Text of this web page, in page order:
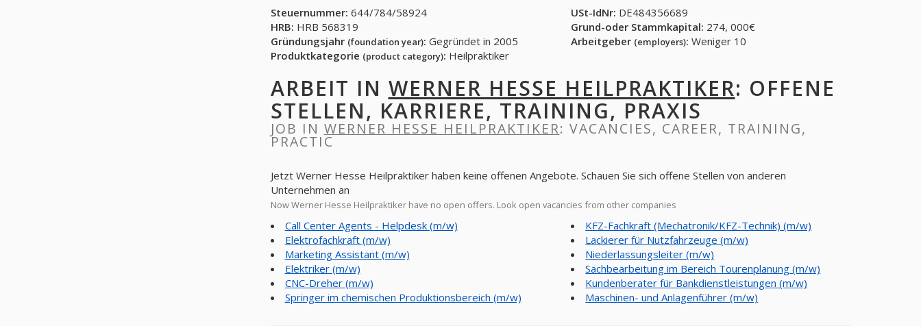
Steuernummer: 644/784/58924 USt-IdNr: DE484356689
HRB: HRB 568319 Grund-oder Stammkapital: 274, 000€
Gründungsjahr (foundation year): Gegründet in 2005 Arbeitgeber (employers): Weniger 10
Produktkategorie (product category): Heilpraktiker
ARBEIT IN WERNER HESSE HEILPRAKTIKER: OFFENE
STELLEN, KARRIERE, TRAINING, PRAXIS
JOB IN WERNER HESSE HEILPRAKTIKER: VACANCIES, CAREER, TRAINING,
PRACTIC
Jetzt Werner Hesse Heilpraktiker haben keine offenen Angebote. Schauen Sie sich offene Stellen von anderen
Unternehmen an
Now Werner Hesse Heilpraktiker have no open offers. Look open vacancies from other companies
Call Center Agents - Helpdesk (m/w)
Elektrofachkraft (m/w)
Marketing Assistant (m/w)
Elektriker (m/w)
CNC-Dreher (m/w)
Springer im chemischen Produktionsbereich (m/w)
KFZ-Fachkraft (Mechatronik/KFZ-Technik) (m/w)
Lackierer für Nutzfahrzeuge (m/w)
Niederlassungsleiter (m/w)
Sachbearbeitung im Bereich Tourenplanung (m/w)
Kundenberater für Bankdienstleistungen (m/w)
Maschinen- und Anlagenführer (m/w)